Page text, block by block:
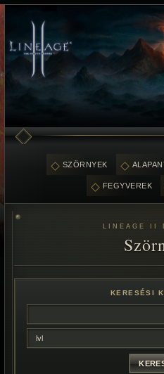
SZÖRNYEK
FEGYVEREK
LINEAGE II
KERESÉSI